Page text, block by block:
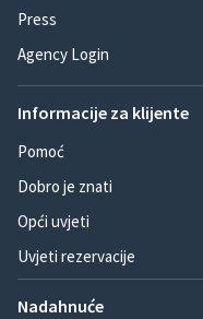
Press
Agency Login
Informacije za klijente
Pomoć
Dobro je znati
Opći uvjeti
Uvjeti rezervacije
Nadahnuće